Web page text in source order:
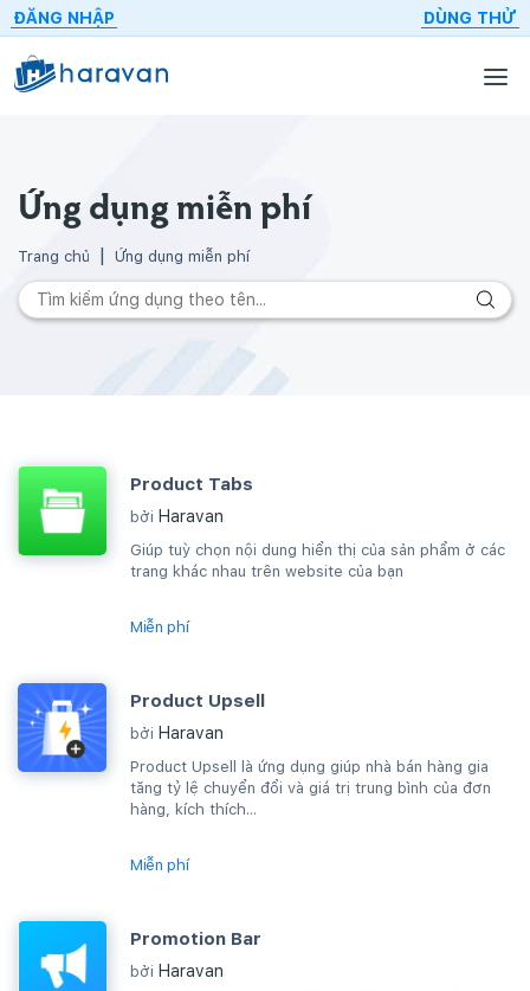
ĐĂNG NHẬP DÙNG THỬ
Ứng dụng miễn phí
Trang chủ Ứng dụng miễn phí
Product Tabs
bởi Haravan
Giúp tuỳ chọn nội dung hiển thị của sản phẩm ở các
trang khác nhau trên website của bạn
Miễn phí
Product Upsell
bởi Haravan
Product Upsell là ứng dụng giúp nhà bán hàng gia
tăng tỷ lệ chuyển đổi và giá trị trung bình của đơn
hàng, kích thích...
Miễn phí
Promotion Bar
bởi Haravan